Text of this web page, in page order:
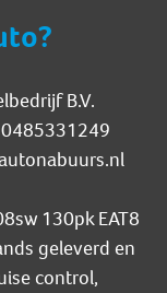
B.V.
0485331249
130pk EAT8
geleverd en
control,